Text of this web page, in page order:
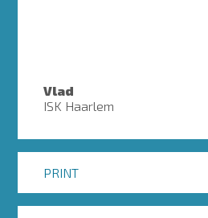
Vlad
ISK Haarlem
PRINT